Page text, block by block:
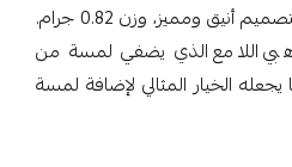
بتصميم أنيق ومميز، وزن 0.82 جرام.
اللامع الذي يضفي لمسة من
الخيار المثالي لإضافة لمسة